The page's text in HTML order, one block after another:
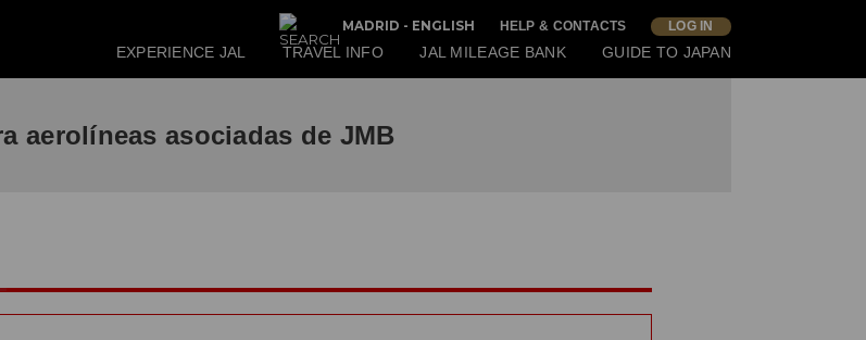
MADRID - ENGLISH HELP & CONTACTS LOG IN
EXPERIENCE JAL TRAVEL INFO JAL MILEAGE BANK GUIDE TO JAPAN
aerolíneas asociadas de JMB